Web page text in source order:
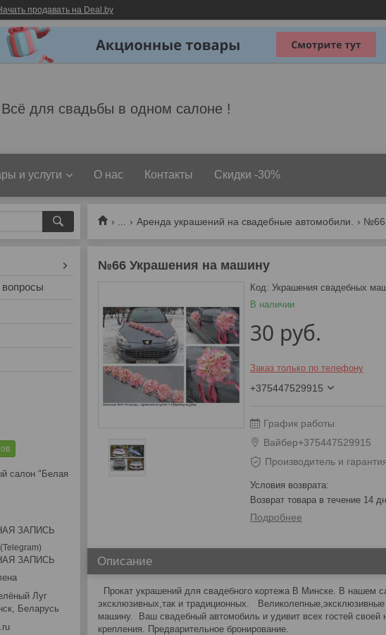
продавать на Deal.by
Всё для свадьбы в одном салоне !
и услуги О нас Контакты Скидки -30%
Аренда украшений на свадебные автомобили. №66
№66 Украшения на машину
В наличии
Код: Украшения свадебных
30 руб.
Заказ только по телефону
+375447529915
График работы
Вайбер+375447529915
Производитель и
возврат товара в течение 14
Подробнее
Описание
Прокат украшений для свадебного кортежа В Минске. В нашем
эксклюзивных,так и традиционных.
машину. Ваш свадебный автомобиль и удивит всех гостей своей
крепления. Предварительное бронирование.
салон "Белая
ЗАПИСЬ
Telegram
ЗАПИСЬ
Луг
Беларусь